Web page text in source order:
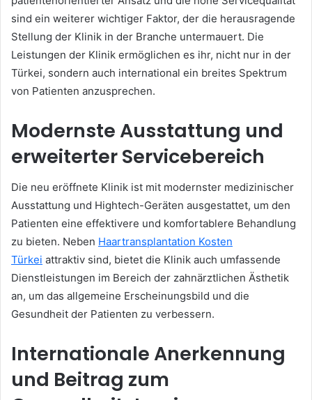
sind ein weiterer wichtiger Faktor, der die herausragende
Stellung der Klinik in der Branche untermauert. Die
Leistungen der Klinik ermöglichen es ihr, nicht nur in der
Türkei, sondern auch international ein breites Spektrum
von Patienten anzusprechen.
Modernste Ausstattung und
erweiterter Servicebereich
Die neu eröffnete Klinik ist mit modernster medizinischer
Ausstattung und Hightech-Geräten ausgestattet, um den
Patienten eine effektivere und komfortablere Behandlung
zu bieten. Neben Haartransplantation Kosten
Türkei attraktiv sind, bietet die Klinik auch umfassende
Dienstleistungen im Bereich der zahnärztlichen Ästhetik
an, um das allgemeine Erscheinungsbild und die
Gesundheit der Patienten zu verbessern.
Internationale Anerkennung
und Beitrag zum